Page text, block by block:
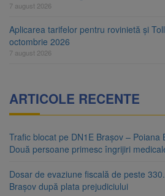
7 august 2026
Aplicarea tarifelor pentru rovinietă și
octombrie 2026
7 august 2026
ARTICOLE RECENTE
Trafic blocat pe DN1E Brașov – Poiana
Două persoane primesc îngrijiri
Dosar de evaziune fiscală de peste
Brașov după plata prejudiciului